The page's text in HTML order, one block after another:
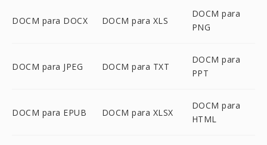
DOCM para DOCX DOCM para XLS
DOCM para
PNG
DOCM para JPEG DOCM para TXT
DOCM para
PPT
DOCM para EPUB DOCM para XLSX
DOCM para
HTML